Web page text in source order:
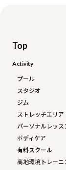
Top
Activity
プール
スタジオ
ジム
ストレッチエリア
パーソナルレッス
ボディケア
有料スクール
高地環境トレーニ